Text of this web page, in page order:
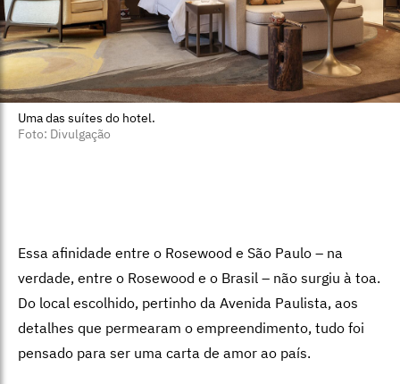
Uma das suítes do hotel.
Foto: Divulgação
Essa afinidade entre o Rosewood e São Paulo – na
verdade, entre o Rosewood e o Brasil – não surgiu à toa.
Do local escolhido, pertinho da Avenida Paulista, aos
detalhes que permearam o empreendimento, tudo foi
pensado para ser uma carta de amor ao país.